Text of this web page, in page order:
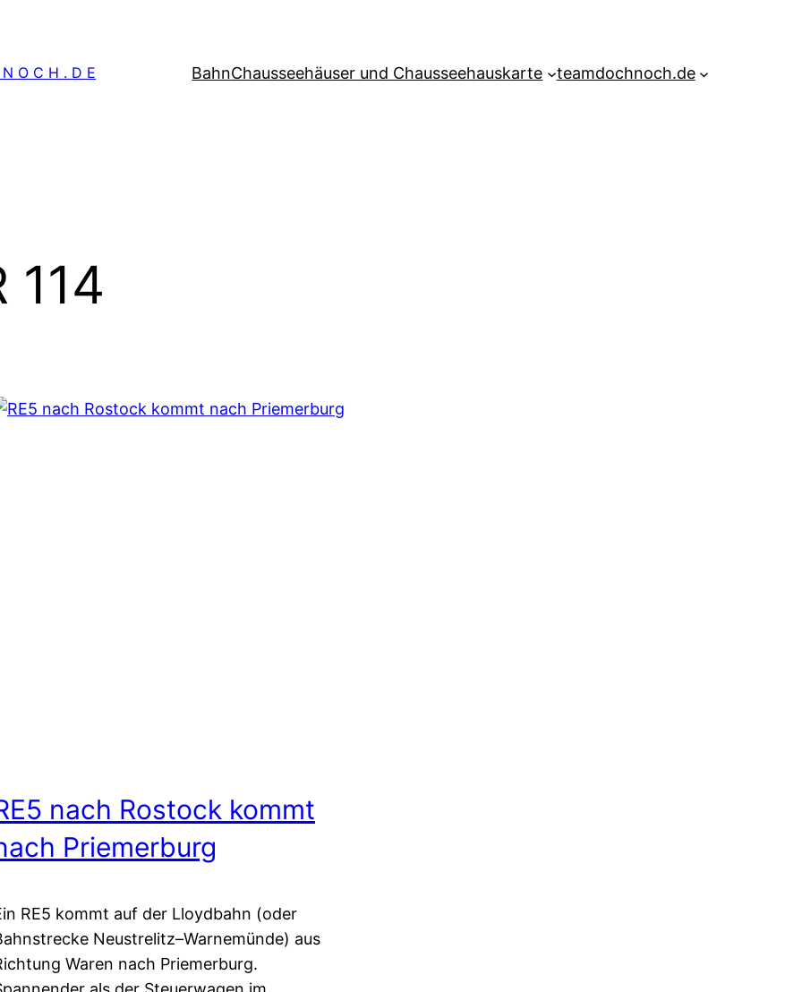
O C H . D E BahnChausseehäuser und Chausseehauskarte teamdochnoch.de
114
nach Rostock kommt
Priemerburg
RE5 kommt auf der Lloydbahn (oder
Neustrelitz–Warnemünde) aus
Waren nach Priemerburg.